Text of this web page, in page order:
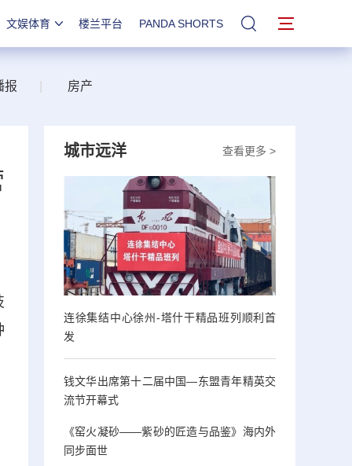
文娱体育 楼兰平台 PANDA SHORTS 站内搜索
报 房产
查看更多 >
城市远洋
连徐集结中心徐州-塔什干精品班列顺利首
发
钱文华出席第十二届中国—东盟青年精英交
流节开幕式
《窑火凝砂——紫砂的匠造与品鉴》海内外
同步面世